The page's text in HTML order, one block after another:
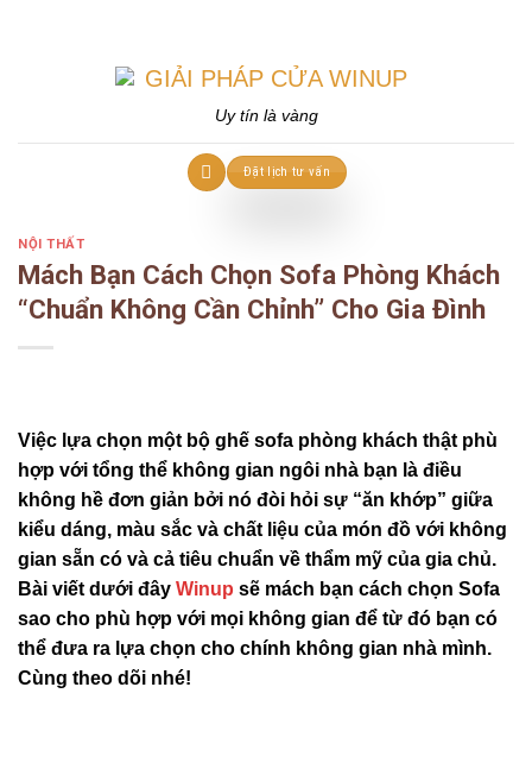
Uy tín là vàng
Đặt lịch tư vấn
NỘI THẤT
Mách Bạn Cách Chọn Sofa Phòng Khách
“Chuẩn Không Cần Chỉnh” Cho Gia Đình
Việc lựa chọn một bộ ghế sofa phòng khách thật phù
hợp với tổng thể không gian ngôi nhà bạn là điều
không hề đơn giản bởi nó đòi hỏi sự “ăn khớp” giữa
kiểu dáng, màu sắc và chất liệu của món đồ với không
gian sẵn có và cả tiêu chuẩn về thẩm mỹ của gia chủ.
Bài viết dưới đây Winup sẽ mách bạn cách chọn Sofa
sao cho phù hợp với mọi không gian để từ đó bạn có
thể đưa ra lựa chọn cho chính không gian nhà mình.
Cùng theo dõi nhé!